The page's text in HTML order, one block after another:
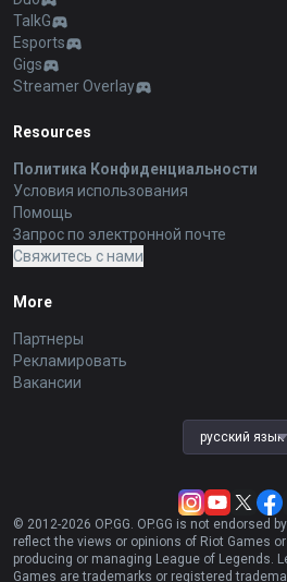
TalkG
Esports
Gigs
Streamer Overlay
Resources
Политика Конфиденциальности
Условия использования
Помощь
Запрос по электронной почте
Свяжитесь с нами
More
Партнеры
Рекламировать
Вакансии
русский язык
© 2012-2026 OP.GG. OP.GG is not endorsed
reflect the views or opinions of Riot Games
producing or managing League of Legends.
Games are trademarks or registered